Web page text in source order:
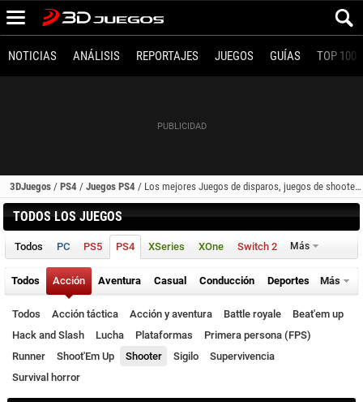
NOTICIAS ANÁLISIS REPORTAJES JUEGOS GUÍAS TOP 100
3DJuegos / PS4 / Juegos PS4 / Los mejores Juegos de disparos, juegos de shooter (PS4)
TODOS LOS JUEGOS
Todos PC PS5 PS4 XSeries XOne Switch 2 Más
Todos Acción Aventura Casual Conducción Deportes Más
Todos Acción táctica Acción y aventura Battle royale
Beat'em up
Hack and Slash
Lucha Plataformas
Primera persona (FPS)
Runner
Shoot'Em Up Shooter Sigilo
Supervivencia
Survival horror